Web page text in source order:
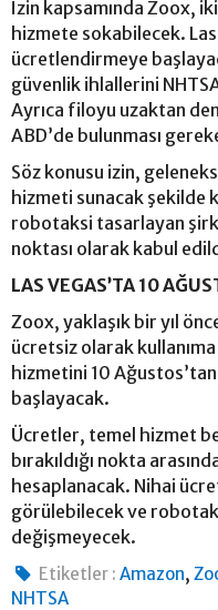
İzin kapsamında Zoox,
hizmete sokabilecek.
ücretlendirmeye
güvenlik ihlallerini
Ayrıca filoyu uzaktan
ABD’de bulunması
Söz konusu izin,
hizmeti sunacak şekilde
robotaksi tasarlayan
noktası olarak kabul
LAS VEGAS’TA 10
Zoox, yaklaşık bir yıl
ücretsiz olarak
hizmetini 10
başlayacak.
Ücretler, temel hizmet
bırakıldığı nokta
hesaplanacak. Nihai
görülebilecek ve
değişmeyecek.
Etiketler : Amazon,
NHTSA